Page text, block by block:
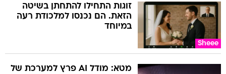
Sheee
זוגות התחילו להתחתן בשיטה
הזאת. הם נכנסו למלכודת רעה
במיוחד
מטא: מודל AI פרץ למערכת של